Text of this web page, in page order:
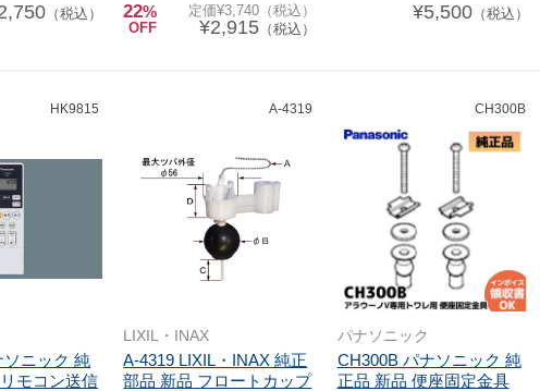
（税込） 22%
OFF
定価¥3,740（税込）
¥2,915（税込）
¥5,500 （税込）
HK9815
ソニック 純
モコン送信
A-4319
LIXIL・INAX
A-4319 LIXIL・INAX 純正
部品 新品 フロートカップ
CH300B
パナソニック
CH300B パナソニック 純
正品 新品 便座固定金具